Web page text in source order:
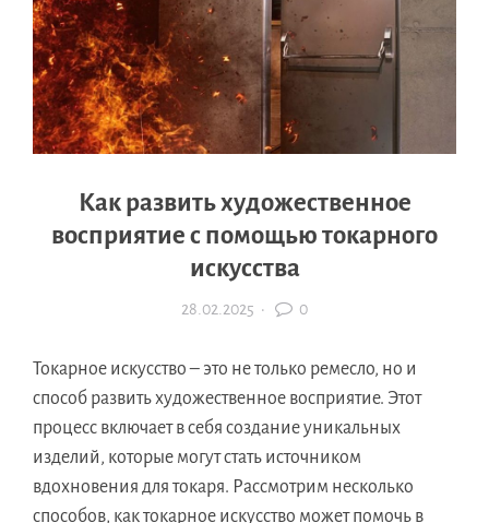
Как развить художественное
восприятие с помощью токарного
искусства
28.02.2025 · 0
Токарное искусство – это не только ремесло, но и
способ развить художественное восприятие. Этот
процесс включает в себя создание уникальных
изделий, которые могут стать источником
вдохновения для токаря. Рассмотрим несколько
способов, как токарное искусство может помочь в